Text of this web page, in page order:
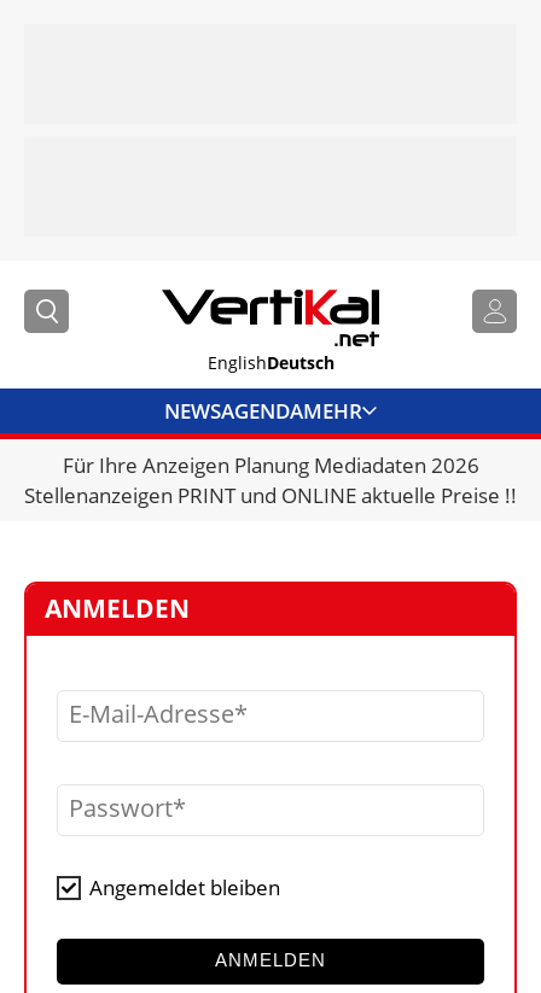
EnglishDeutsch
NEWSAGENDAMEHR
BRANCHENLINKS
VERMIETER
VIDEOS
BIBLIOTHEK
KRAN & BÜHNE
KONTAKT
Für Ihre Anzeigen Planung Mediadaten 2026
Stellenanzeigen PRINT und ONLINE aktuelle Preise !!
ANMELDEN
E-Mail-Adresse
Passwort
Angemeldet bleiben
ANMELDEN